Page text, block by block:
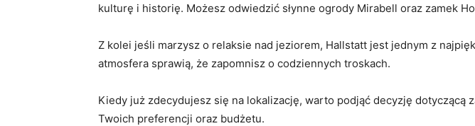
kulturę‌ i historię. Możesz odwiedzić słynne⁣ ogrody Mirabell ‌oraz ⁣zamek
Z kolei‍ jeśli ‌marzysz o‌ relaksie nad ⁤jeziorem, Hallstatt jest ⁤jednym z
atmosfera sprawią, że zapomnisz o ​codziennych troskach.
Kiedy już zdecydujesz się na lokalizację, ⁤warto ⁤podjąć decyzję
Twoich preferencji oraz budżetu.